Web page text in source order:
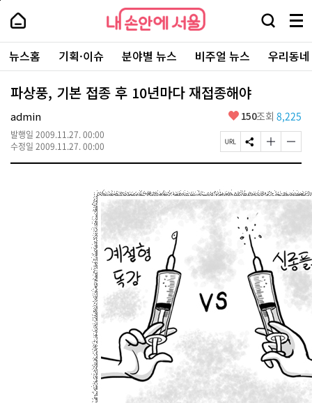
본
로
가
내
손
안
에
서
울
-
서
울
시
대
표
소
내
손
에
울
검
창
열
기
메
뉴
전
체
보
주
요
서
뉴스홈 기획·이슈 분야별 뉴스 비주얼 뉴스 우리동
파상풍, 기본 접종 후 10년마다 재접종해야
admin
발행일 2009.11.27. 00:00
수정일 2009.11.27. 00:00
좋
요
150조회 8,225
페
이
R
복
사
S
N
유
하
기
글
자
크
게
변
경
기
글
자
작
하
기
페
상
단
로